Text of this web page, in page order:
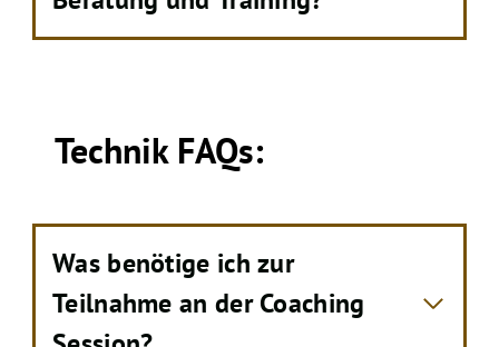
Technik FAQs:
Was benötige ich zur
Teilnahme an der Coaching